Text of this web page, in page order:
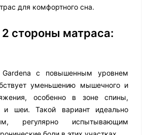
для комфортного сна.
стороны матраса:
с повышенным уровнем
уменьшению мышечного и
особенно в зоне спины,
и шеи. Такой вариант идеально
регулярно испытывающим